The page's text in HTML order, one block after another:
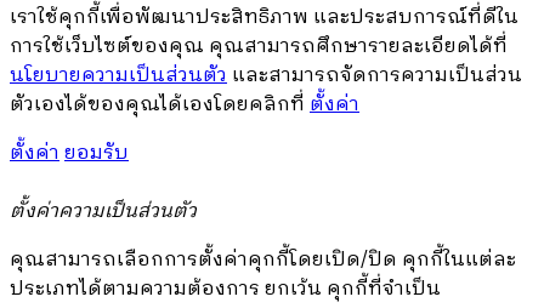
เราใช้คุกกี้เพื่อพัฒนาประสิทธิภาพ และประสบการณ์ที่ดีใน
การใช้เว็บไซต์ของคุณ คุณสามารถศึกษารายละเอียดได้ที่
นโยบายความเป็นส่วนตัวและสามารถจัดการความเป็นส่วน
ตัวเองได้ของคุณได้เองโดยคลิกที่ ตั้งค่า
ตั้งค่ายอมรับ
ตั้งค่าความเป็นส่วนตัว
คุณสามารถเลือกการตั้งค่าคุกกี้โดยเปิด/ปิด คุกกี้ในแต่ละ
ประเภทได้ตามความต้องการ ยกเว้น คุกกี้ที่จำเป็น